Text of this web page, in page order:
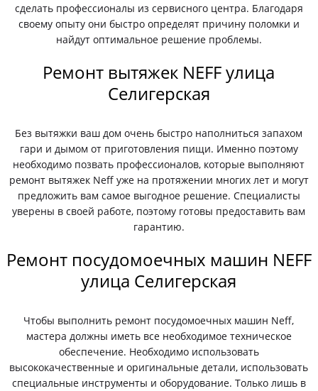
сделать профессионалы из сервисного центра. Благодаря
своему опыту они быстро определят причину поломки и
найдут оптимальное решение проблемы.
Ремонт вытяжек NEFF улица
Селигерская
Без вытяжки ваш дом очень быстро наполниться запахом
гари и дымом от приготовления пищи. Именно поэтому
необходимо позвать профессионалов, которые выполняют
ремонт вытяжек Neff уже на протяжении многих лет и могут
предложить вам самое выгодное решение. Специалисты
уверены в своей работе, поэтому готовы предоставить вам
гарантию.
Ремонт посудомоечных машин NEFF
улица Селигерская
Чтобы выполнить ремонт посудомоечных машин Neff,
мастера должны иметь все необходимое техническое
обеспечение. Необходимо использовать
высококачественные и оригинальные детали, использовать
специальные инструменты и оборудование. Только лишь в